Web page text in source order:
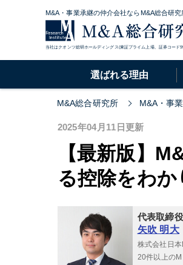
M&A・事業承継の仲介会社ならM&A総合研究
当社はクオンツ総研ホールディングス(東証プライム上場、証券コード
選ばれる理由
M&A総合研究所 M&A・事
2025年04月11日更新
【最新版】
る控除をわ
代表取締
矢吹 明大
株式会社日
20件以上の